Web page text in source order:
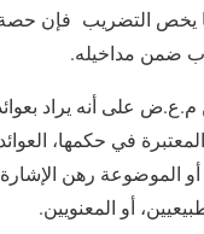
يخص التضريب فإن
ضمن مداخيله.
على أنه يراد
في حكمها،
الموضوعة رهن
أو المعنويين.